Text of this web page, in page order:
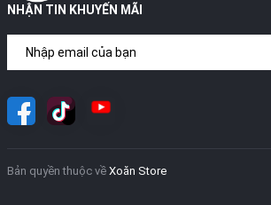
NHẬN TIN KHUYẾN MÃI
Bản quyền thuộc về Xoăn Store